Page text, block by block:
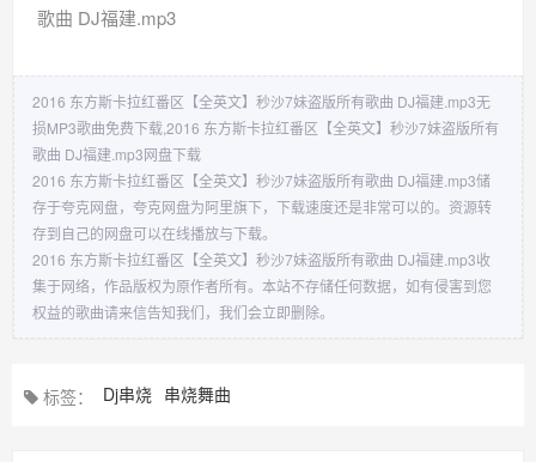
歌曲 DJ福建.mp3
2016 东方斯卡拉红番区【全英文】秒沙7妹盗版所有歌曲 DJ福建.mp3无
损MP3歌曲免费下载,2016 东方斯卡拉红番区【全英文】秒沙7妹盗版所有
歌曲 DJ福建.mp3网盘下载
2016 东方斯卡拉红番区【全英文】秒沙7妹盗版所有歌曲 DJ福建.mp3储
存于夸克网盘，夸克网盘为阿里旗下，下载速度还是非常可以的。资源转
存到自己的网盘可以在线播放与下载。
2016 东方斯卡拉红番区【全英文】秒沙7妹盗版所有歌曲 DJ福建.mp3收
集于网络，作品版权为原作者所有。本站不存储任何数据，如有侵害到您
权益的歌曲请来信告知我们，我们会立即删除。
标签： Dj串烧 串烧舞曲